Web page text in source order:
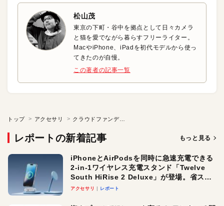
松山茂
東京の下町・谷中を拠点として日々カメラ
と猫を愛でながら暮らすフリーライター。
MacやiPhone、iPadを初代モデルから使っ
てきたのが自慢。
この著者の記事一覧
トップ アクセサリ
レポートの新着記事 もっと見る
iPhoneとAirPodsを同時に急速充電できる
2-in-1ワイヤレス充電スタンド「Twelve
South HiRise 2 Deluxe」が登場。省スペ
ースでおしゃれに充電したい人にオスス
アクセサリ レポート